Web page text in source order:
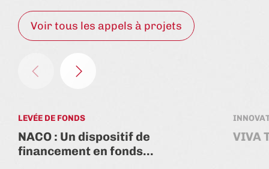
Voir tous les appels à projets
LEVÉE DE FONDS
NACO : Un dispositif de
financement en fonds…
VIVA